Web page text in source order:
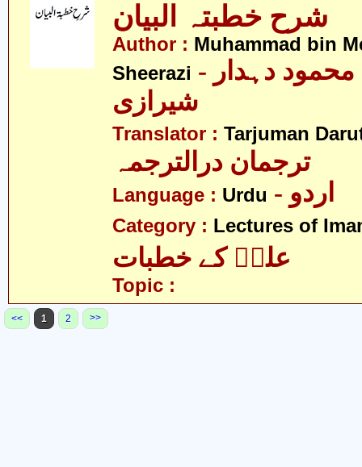
شرح خطبتہ البیان
Author : Muhammad bin
Sheerazi - محمد بن محمود دہدار
شیرازی
Translator : Tarjuman
ترجمان درالترجمہ
Language : Urdu - اردو
Category : Lectures of
علیؑ کے خطبات
Topic :
<< 1 2 >>